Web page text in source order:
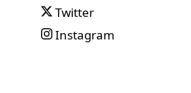
Twitter
Instagram